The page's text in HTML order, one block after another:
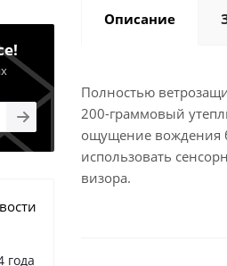
Описание
Полностью
200-граммовый
ощущение вождения
использовать
визора.
года